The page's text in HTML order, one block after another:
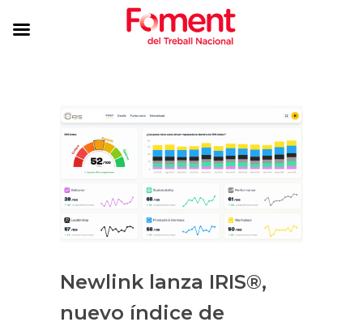
Newlink lanza IRIS®,
nuevo índice de